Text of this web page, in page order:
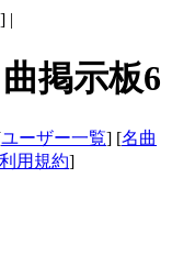
] |
掲示板6
ユーザー一覧] [名曲
利用規約]